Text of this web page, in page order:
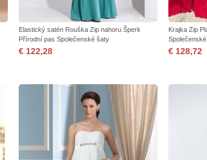
Elastický satén Rouška Zip nahoru Šperk
Přírodní pas Společenské šaty
€ 122,28
Krajka Zip
€ 128,72